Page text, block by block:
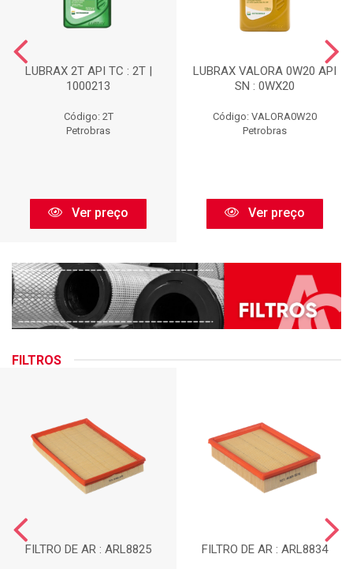
LUBRAX 2T API TC : 2T |
1000213
Código: 2T
Petrobras
Ver preço
LUBRAX VALORA 0W20 API
SN : 0WX20
Código: VALORA0W20
Petrobras
Ver preço
FILTROS
FILTRO DE AR : ARL8825 FILTRO DE AR : ARL8834